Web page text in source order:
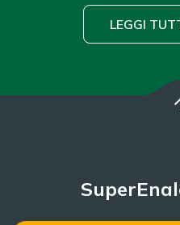
LEGGI